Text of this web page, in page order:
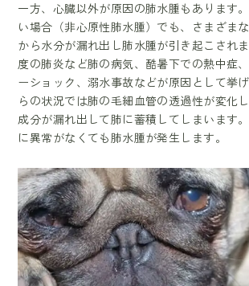
一方、心臓以外が原因の肺水腫もあります
い場合（非心原性肺水腫）でも、さまざま
から水分が漏れ出し肺水腫が引き起こされ
度の肺炎など肺の病気、酷暑下での熱中症
ーショック、溺水事故などが原因として挙
らの状況では肺の毛細血管の透過性が変化
成分が漏れ出して肺に蓄積してしまいます
に異常がなくても肺水腫が発生します。